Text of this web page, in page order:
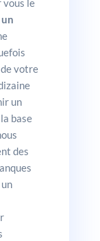
le
votre
un
base
des